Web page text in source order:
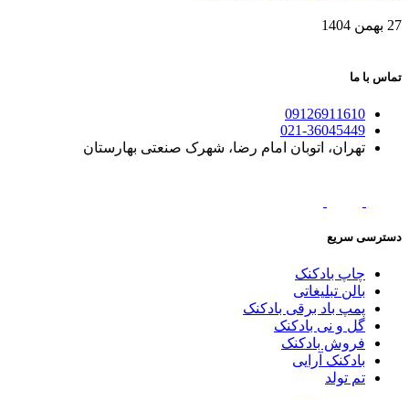
27 بهمن 1404
تماس با ما
09126911610
021-36045449
تهران، اتوبان امام رضا، شهرک صنعتی بهارستان
دسترسی سریع
چاپ بادکنک
بالن تبلیغاتی
پمپ باد برقی بادکنک
گل و نی بادکنک
فروش بادکنک
بادکنک آرایی
تم تولد